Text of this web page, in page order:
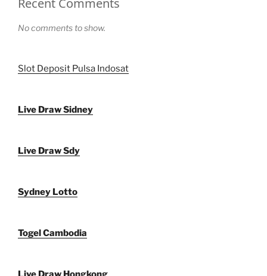
Recent Comments
No comments to show.
Slot Deposit Pulsa Indosat
Live Draw Sidney
Live Draw Sdy
Sydney Lotto
Togel Cambodia